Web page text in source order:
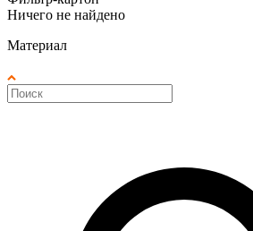
Ничего не найдено
Материал